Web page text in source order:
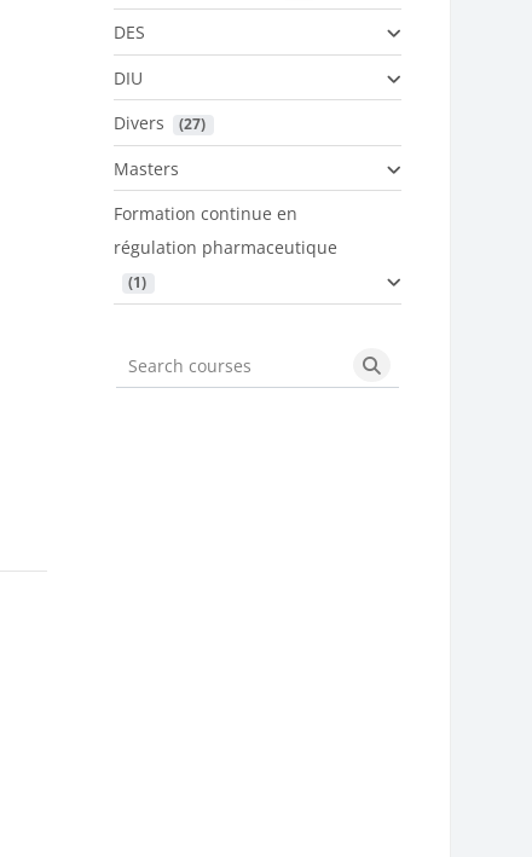
DES
DIU
Divers
(27)
Masters
Formation continue en
régulation pharmaceutique
(1)
Search courses Search courses